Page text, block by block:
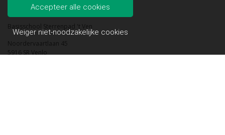
Contact
Basisschool Sterrenpad 't Ven
Noordervaartlaan 45
5916 SR Venlo
Accepteer alle cookies
Weiger niet-noodzakelijke cookies